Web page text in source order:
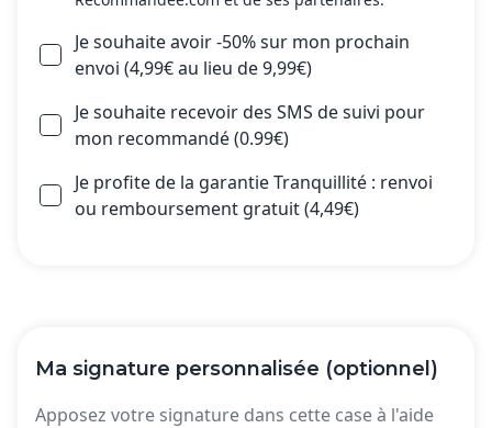
Je souhaite avoir -50% sur mon prochain
envoi (4,99€ au lieu de 9,99€)
Je souhaite recevoir des SMS de suivi pour
mon recommandé (0.99€)
Je profite de la garantie Tranquillité : renvoi
ou remboursement gratuit (4,49€)
Ma signature personnalisée (optionnel)
Apposez votre signature dans cette case à l'aide